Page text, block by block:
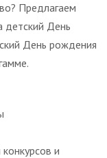
Предлагаем
детский День
День рождения
и